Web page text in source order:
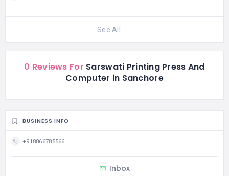
See All
0 Reviews For Sarswati Printing Press And
Computer in Sanchore
BUSINESS INFO
+918866785566
Inbox